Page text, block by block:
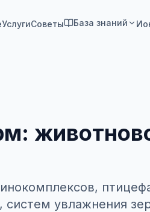
УслугиСоветы База знаний
увлажнения